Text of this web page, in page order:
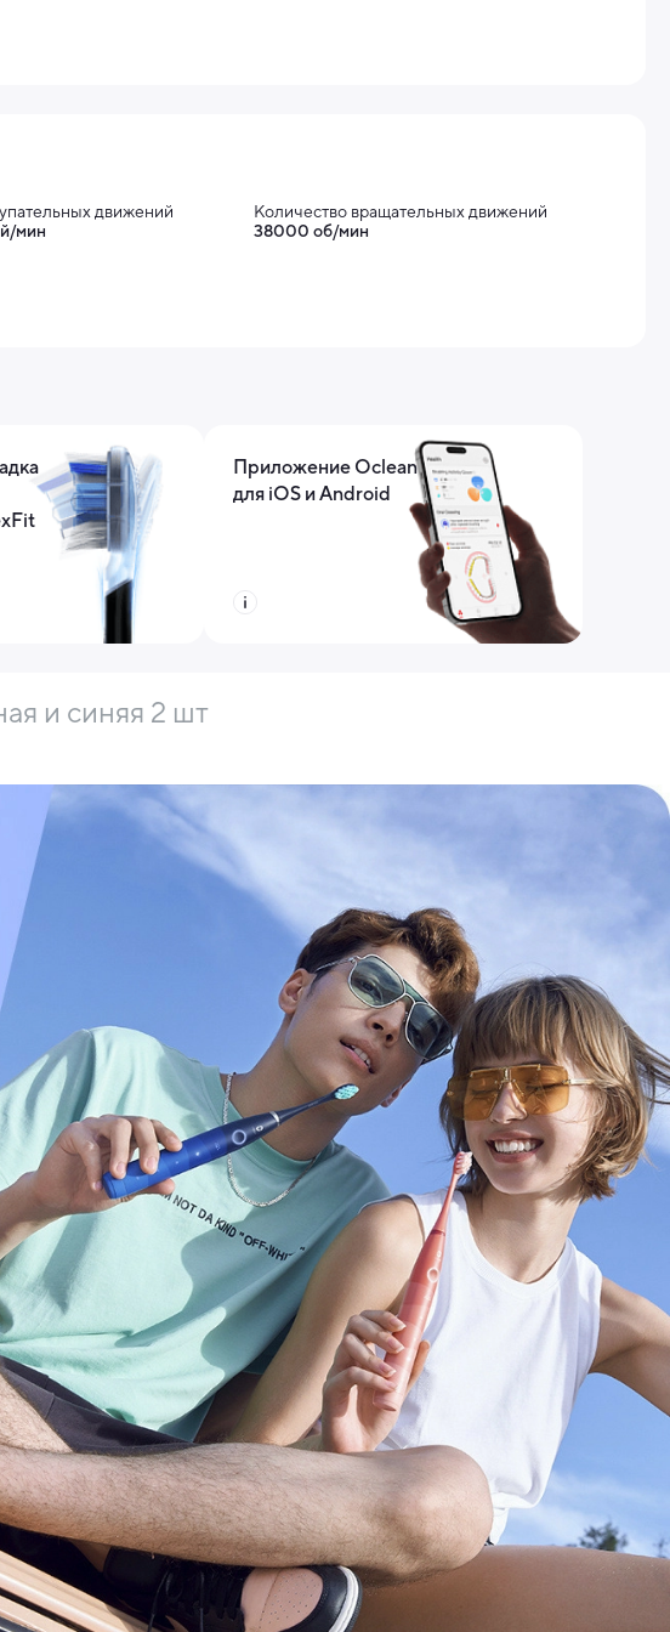
движений
мин
Количество вращательных движений
38000 об/мин
Приложение Oclean
для iOS и Android
и синяя 2 шт